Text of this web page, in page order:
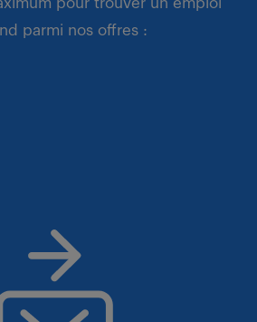
parmi nos offres :